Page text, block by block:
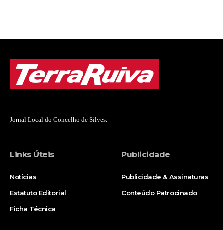
Jornal Local do Concelho de Silves.
Links Úteis
Notícias
Estatuto Editorial
Ficha Técnica
Publicidade
Publicidade & Assinaturas
Conteúdo Patrocinado